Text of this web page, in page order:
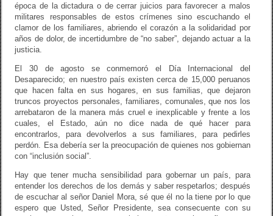
época de la dictadura o de cerrar juicios para favorecer a malos
militares responsables de estos crímenes sino escuchando el
clamor de los familiares, abriendo el corazón a la solidaridad por
años de dolor, de incertidumbre de “no saber”, dejando actuar a la
justicia.
El 30 de agosto se conmemoró el Día Internacional del
Desaparecido; en nuestro país existen cerca de 15,000 peruanos
que hacen falta en sus hogares, en sus familias, que dejaron
truncos proyectos personales, familiares, comunales, que nos los
arrebataron de la manera más cruel e inexplicable y frente a los
cuales, el Estado, aún no dice nada de qué hacer para
encontrarlos, para devolverlos a sus familiares, para pedirles
perdón. Esa debería ser la preocupación de quienes nos gobiernan
con “inclusión social”.
Hay que tener mucha sensibilidad para gobernar un país, para
entender los derechos de los demás y saber respetarlos; después
de escuchar al señor Daniel Mora, sé que él no la tiene por lo que
espero que Usted, Señor Presidente, sea consecuente con su